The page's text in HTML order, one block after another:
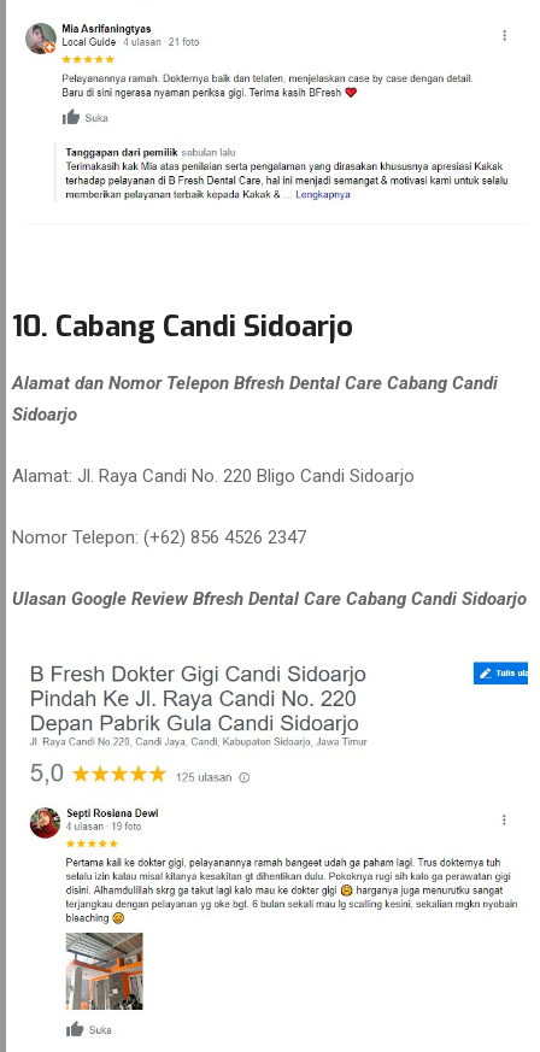
10. Cabang Candi Sidoarjo
Alamat dan Nomor Telepon Bfresh Dental Care Cabang Candi
Sidoarjo
Alamat: Jl. Raya Candi No. 220 Bligo Candi Sidoarjo
Nomor Telepon: (+62) 856 4526 2347
Ulasan Google Review Bfresh Dental Care Cabang Candi Sidoarjo